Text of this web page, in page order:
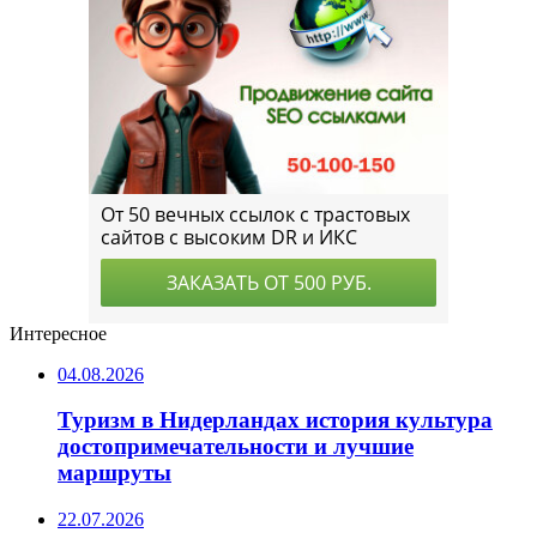
Интересное
04.08.2026
Туризм в Нидерландах история культура
достопримечательности и лучшие
маршруты
22.07.2026